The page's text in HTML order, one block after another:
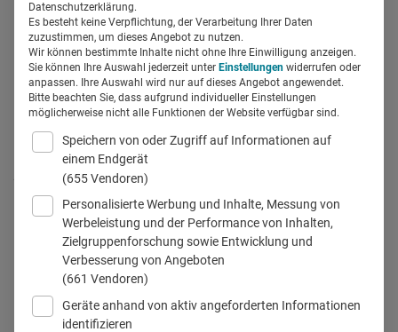
podcast_smartphone
Teilen
Podcasts sind auf dem Vormarsch. Auch immer mehr
Datenschutzerklärung.
Es besteht keine Verpflichtung, der Verarbeitung Ihrer Daten
zuzustimmen, um dieses Angebot zu nutzen.
Wir können bestimmte Inhalte nicht ohne Ihre Einwilligung anzeigen.
Sie können Ihre Auswahl jederzeit unter Einstellungen widerrufen oder
anpassen. Ihre Auswahl wird nur auf dieses Angebot angewendet.
Bitte beachten Sie, dass aufgrund individueller Einstellungen
möglicherweise nicht alle Funktionen der Website verfügbar sind.
Speichern von oder Zugriff auf Informationen auf
einem Endgerät
(655 Vendoren)
Personalisierte Werbung und Inhalte, Messung von
Werbeleistung und der Performance von Inhalten,
Zielgruppenforschung sowie Entwicklung und
Verbesserung von Angeboten
(661 Vendoren)
Geräte anhand von aktiv angeforderten Informationen
identifizieren